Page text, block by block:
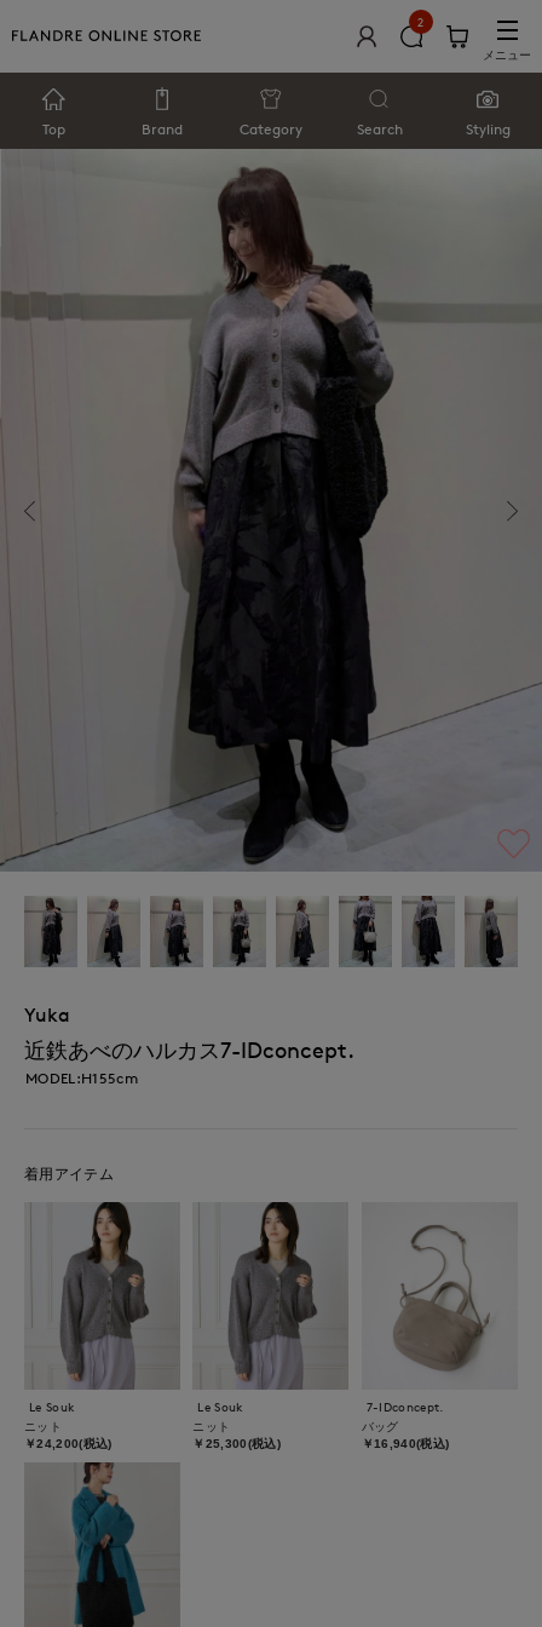
2
メニュー
Top Brand Category Search Styling
Yuka
近鉄あべのハルカス7-IDconcept.
MODEL:H155cm
着用アイテム
Le Souk
ニット
￥24,200(税込)
Le Souk
ニット
￥25,300(税込)
7-IDconcept.
バッグ
￥16,940(税込)